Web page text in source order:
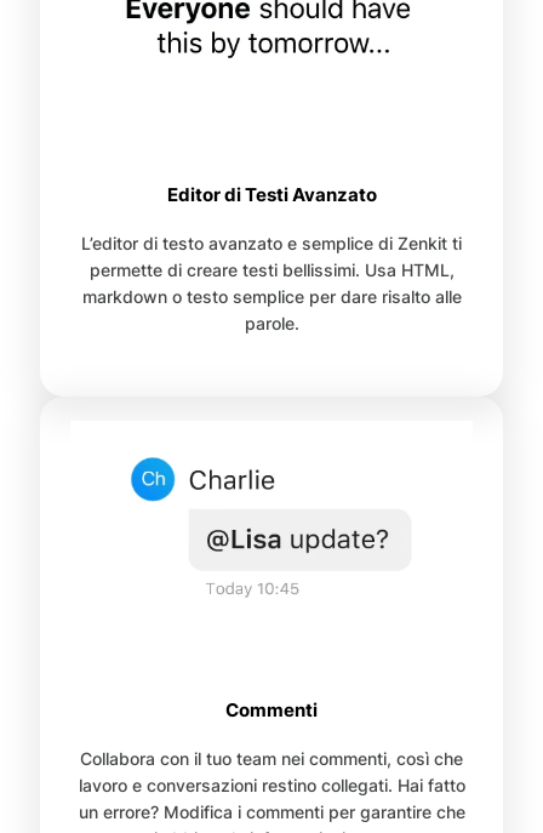
Editor di Testi Avanzato
L’editor di testo avanzato e semplice di Zenkit ti
permette di creare testi bellissimi. Usa HTML,
markdown o testo semplice per dare risalto alle
parole.
Commenti
Collabora con il tuo team nei commenti, così che
lavoro e conversazioni restino collegati. Hai fatto
un errore? Modifica i commenti per garantire che